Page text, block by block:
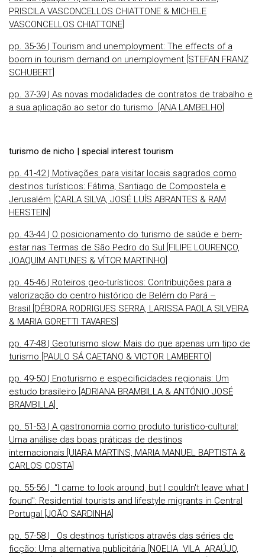
PRISCILA VASCONCELLOS CHIATTONE & MICHELE
VASCONCELLOS CHIATTONE]
pp. 35-36 | Tourism and unemployment: The effects of a
boom in tourism demand on unemployment [STEFAN FRANZ
SCHUBERT]
pp. 37-39 | As novas modalidades de contratos de trabalho e
a sua aplicação ao setor do turismo [ANA LAMBELHO]
turismo de nicho | special interest tourism
pp. 41-42 | Motivações para visitar locais sagrados como
destinos turísticos: Fátima, Santiago de Compostela e
Jerusalém [CARLA SILVA, JOSÉ LUÍS ABRANTES & RAM
HERSTEIN]
pp. 43-44 | O posicionamento do turismo de saúde e bem-
estar nas Termas de São Pedro do Sul [FILIPE LOURENÇO,
JOAQUIM ANTUNES & VÍTOR MARTINHO]
pp. 45-46 | Roteiros geo-turísticos: Contribuições para a
valorização do centro histórico de Belém do Pará –
Brasil [DÉBORA RODRIGUES SERRA, LARISSA PAOLA SILVEIRA
& MARIA GORETTI TAVARES]
pp. 47-48 | Geoturismo slow: Mais do que apenas um tipo de
turismo [PAULO SÁ CAETANO & VICTOR LAMBERTO]
pp. 49-50 | Enoturismo e especificidades regionais: Um
estudo brasileiro [ADRIANA BRAMBILLA & ANTÓNIO JOSÉ
BRAMBILLA]
pp. 51-53 | A gastronomia como produto turístico-cultural:
Uma análise das boas práticas de destinos
internacionais [UIARA MARTINS, MARIA MANUEL BAPTISTA &
CARLOS COSTA]
pp. 55-56 | “I came to look around, but I couldn't leave what I
found": Residential tourists and lifestyle migrants in Central
Portugal [JOÃO SARDINHA]
pp. 57-58 | Os destinos turísticos através das séries de
ficção: Uma alternativa publicitária [NOELIA VILA ARAÚJO,